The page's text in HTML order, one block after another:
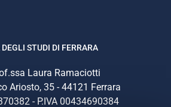
STUDI DI FERRARA
Laura Ramaciotti
Ariosto, 35 - 44121 Ferrara
- P.IVA 00434690384